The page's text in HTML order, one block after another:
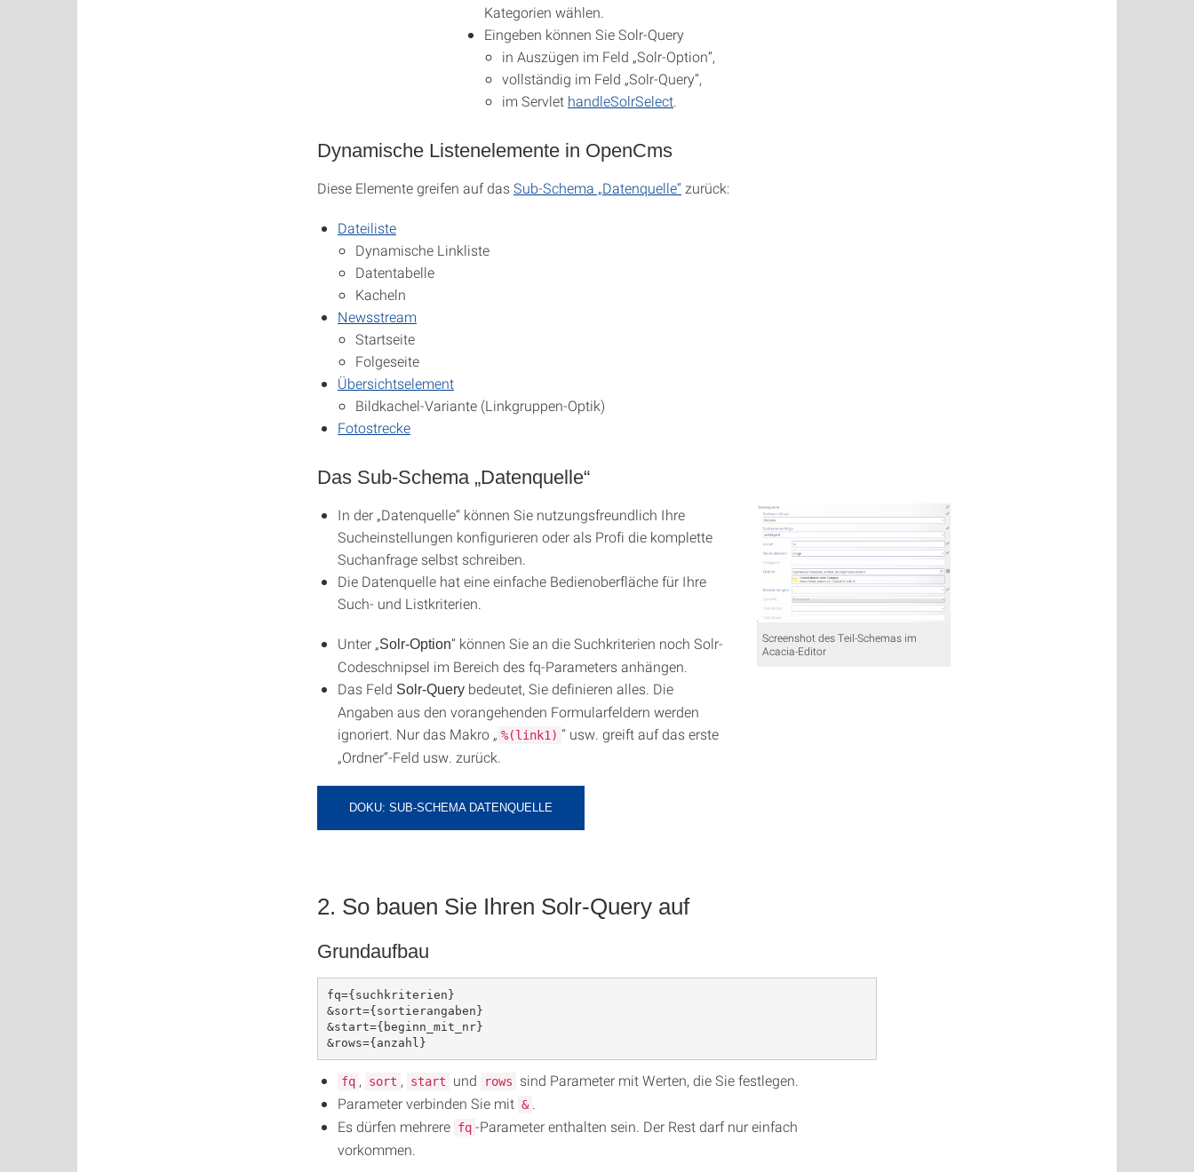
Kategorien wählen.
Eingeben können Sie Solr-Query
in Auszügen im Feld „Solr-Option“,
vollständig im Feld „Solr-Query“,
im Servlet handleSolrSelect
Dynamische Listenelemente in OpenCms
Diese Elemente greifen auf dasSub-Schema „Datenquelle“ zurück:
Dateiliste
Dynamische Linkliste
Datentabelle
Kacheln
Newsstream
Startseite
Folgeseite
Übersichtselement
Bildkachel-Variante (Linkgruppen-Optik)
Fotostrecke
Das Sub-Schema „Datenquelle“
Screenshot des Teil-Schemas im
Acacia-Editor
In der „Datenquelle“ können Sie nutzungsfreundlich Ihre
Sucheinstellungen konfigurieren oder als Profi die komplette
Suchanfrage selbst schreiben.
Die Datenquelle hat eine einfache Bedienoberfläche für Ihre
Such- und Listkriterien.
Unter „Solr-Option“ können Sie an die Suchkriterien noch Solr-
Codeschnipsel im Bereich des fq-Parameters anhängen.
Das Feld Solr-Query bedeutet, Sie definieren alles. Die
Angaben aus den vorangehenden Formularfeldern werden
ignoriert. Nur das Makro „ %(link1) “ usw. greift auf das erste
„Ordner“-Feld usw. zurück.
DOKU: SUB-SCHEMA DATENQUELLE
2. So bauen Sie Ihren Solr-Query auf
Grundaufbau
fq={suchkriterien}
&sort={sortierangaben}
&start={beginn_mit_nr}
&rows={anzahl}
fq , sort , start und rows
sind Parameter mit Werten, die Sie festlegen.
Parameter verbinden Sie mit &
Es dürfen mehrere fq -Parameter enthalten sein. Der Rest darf nur einfach
vorkommen.